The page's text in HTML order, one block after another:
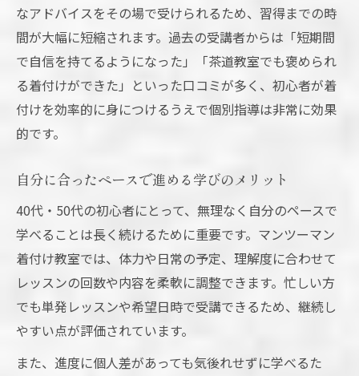
なアドバイスをその場で受けられるため、習得までの時
間が大幅に短縮されます。過去の受講者からは「短期間
で自信を持てるようになった」「茶道教室でも褒められ
る着付けができた」といった口コミが多く、初心者が着
付けを効率的に身につけるうえで個別指導は非常に効果
的です。
自分に合ったペースで進める学びのメリット
40代・50代の初心者にとって、無理なく自分のペースで
学べることは長く続けるために重要です。マンツーマン
着付け教室では、体力や日常の予定、理解度に合わせて
レッスンの回数や内容を柔軟に調整できます。忙しい方
でも単発レッスンや希望日時で受講できるため、継続し
やすい点が評価されています。
また、進度に個人差があっても気後れせずに学べるた